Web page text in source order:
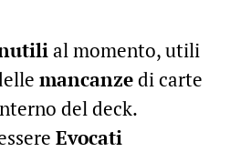
al momento, utili
mancanzedi carte
del deck.
Evocati